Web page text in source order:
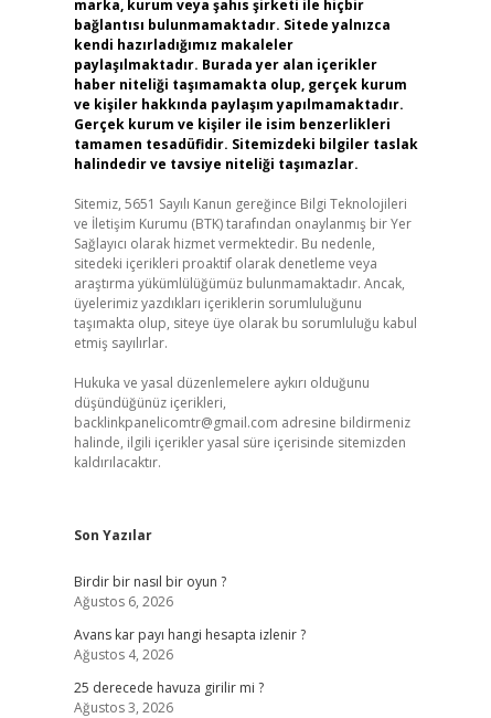
marka, kurum veya şahıs şirketi ile hiçbir
bağlantısı bulunmamaktadır. Sitede yalnızca
kendi hazırladığımız makaleler
paylaşılmaktadır. Burada yer alan içerikler
haber niteliği taşımamakta olup, gerçek kurum
ve kişiler hakkında paylaşım yapılmamaktadır.
Gerçek kurum ve kişiler ile isim benzerlikleri
tamamen tesadüfidir. Sitemizdeki bilgiler taslak
halindedir ve tavsiye niteliği taşımazlar.
Sitemiz, 5651 Sayılı Kanun gereğince Bilgi Teknolojileri
ve İletişim Kurumu (BTK) tarafından onaylanmış bir Yer
Sağlayıcı olarak hizmet vermektedir. Bu nedenle,
sitedeki içerikleri proaktif olarak denetleme veya
araştırma yükümlülüğümüz bulunmamaktadır. Ancak,
üyelerimiz yazdıkları içeriklerin sorumluluğunu
taşımakta olup, siteye üye olarak bu sorumluluğu kabul
etmiş sayılırlar.
Hukuka ve yasal düzenlemelere aykırı olduğunu
düşündüğünüz içerikleri,
backlinkpanelicomtr@gmail.com adresine bildirmeniz
halinde, ilgili içerikler yasal süre içerisinde sitemizden
kaldırılacaktır.
Son Yazılar
Birdir bir nasıl bir oyun ?
Ağustos 6, 2026
Avans kar payı hangi hesapta izlenir ?
Ağustos 4, 2026
25 derecede havuza girilir mi ?
Ağustos 3, 2026